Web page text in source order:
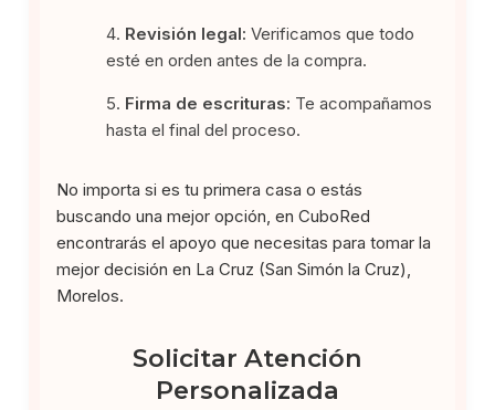
Revisión legal: Verificamos que todo
esté en orden antes de la compra.
Firma de escrituras: Te acompañamos
hasta el final del proceso.
No importa si es tu primera casa o estás
buscando una mejor opción, en CuboRed
encontrarás el apoyo que necesitas para tomar la
mejor decisión en La Cruz (San Simón la Cruz),
Morelos.
Solicitar Atención
Personalizada